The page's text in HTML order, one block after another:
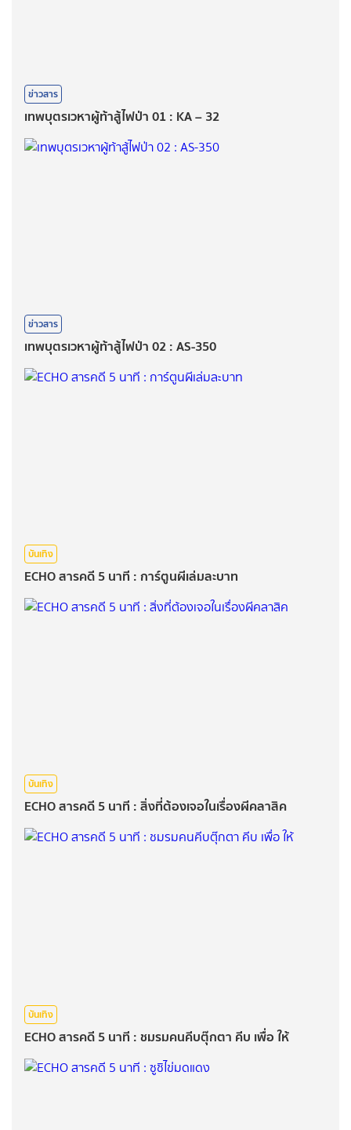
ข่าวสาร
เทพบุตรเวหาผู้ท้าสู้ไฟป่า 01 : KA – 32
ข่าวสาร
เทพบุตรเวหาผู้ท้าสู้ไฟป่า 02 : AS-350
บันเทิง
ECHO สารคดี 5 นาที : การ์ตูนผีเล่มละบาท
บันเทิง
ECHO สารคดี 5 นาที : สิ่งที่ต้องเจอในเรื่องผีคลาสิค
บันเทิง
ECHO สารคดี 5 นาที : ชมรมคนคีบตุ๊กตา คีบ เพื่อ ให้